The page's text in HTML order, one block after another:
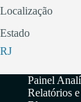
Localização
Estado
RJ
Painel
Relatórios